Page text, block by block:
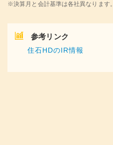
※決算月と会計基準は各社異なります。
参考リンク
住石HDのIR情報